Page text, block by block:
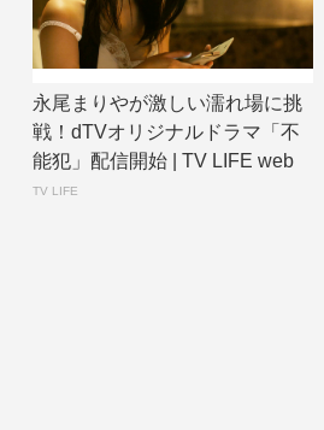
永尾まりやが激しい濡れ場に挑
戦！dTVオリジナルドラマ「不
能犯」配信開始 | TV LIFE web
TV LIFE